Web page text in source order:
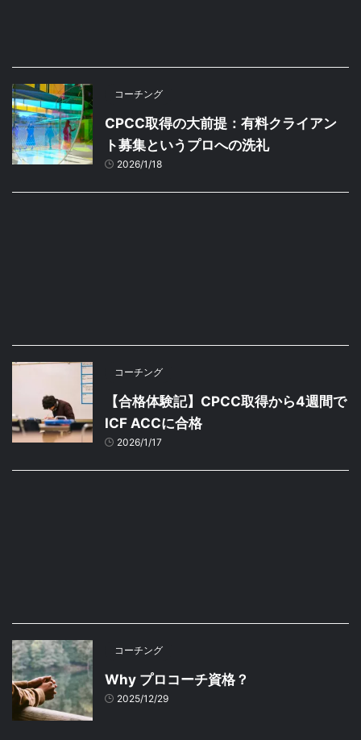
コーチング
CPCC取得の大前提：有料クライアン
ト募集というプロへの洗礼
2026/1/18
コーチング
【合格体験記】CPCC取得から4週間で
ICF ACCに合格
2026/1/17
コーチング
Why プロコーチ資格？
2025/12/29